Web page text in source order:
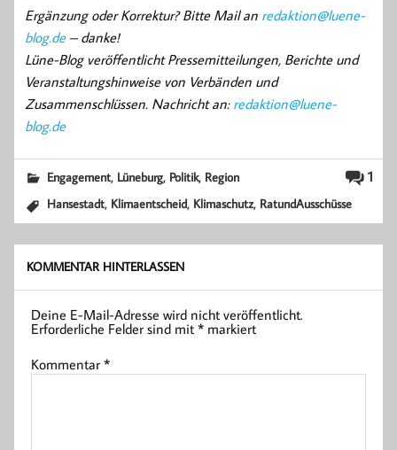
Ergänzung oder Korrektur? Bitte Mail an redaktion@luene-
blog.de– danke!
Lüne-Blog veröffentlicht Pressemitteilungen, Berichte und
Veranstaltungshinweise von Verbänden und
Zusammenschlüssen. Nachricht an: redaktion@luene-
blog.de
1
Engagement, Lüneburg, Politik, Region
Hansestadt, Klimaentscheid, Klimaschutz, RatundAusschüsse
KOMMENTAR HINTERLASSEN
Deine E-Mail-Adresse wird nicht veröffentlicht.
Erforderliche Felder sind mit* markiert
Kommentar*